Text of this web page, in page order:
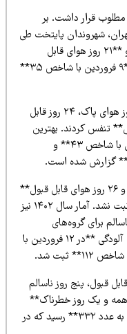
قرار داشت. بر
پایتخت طی
فروردین سال جاری **۱۰ روز هوای پاک** و **۲۱ روز هوای قابل
قبول** تجربه کردند. مطلوب‌ترین روز نیز **۹ فروردین با شاخص ۳۵**
در فروردین ۱۴۰۴ نیز پایتخت‌نشینان **۶ روز هوای پاک، ۲۴ روز قابل
کردند. بهترین
وضعیت کیفیت هوا مربوط به **۵ فروردین با شاخص ۴۳** و
۱۴۰۳، تهرانی‌ها **۵ روز هوای پاک و ۲۶ روز هوای قابل قبول**
داشتند و هیچ آلاینده شاخصی در این ماه ثبت نشد. آمار سال ۱۴۰۲ نیز
برای گروه‌های
حساس** را نشان می‌دهد. کمترین شاخص آلودگی **در ۱۲ فروردین با
پاک، ۲۲ روز قابل قبول، پنج روز ناسالم
یک روز خطرناک**
است. شاخص کیفیت هوا در **۲۰ فروردین به عدد ۳۳۲** رسید که در